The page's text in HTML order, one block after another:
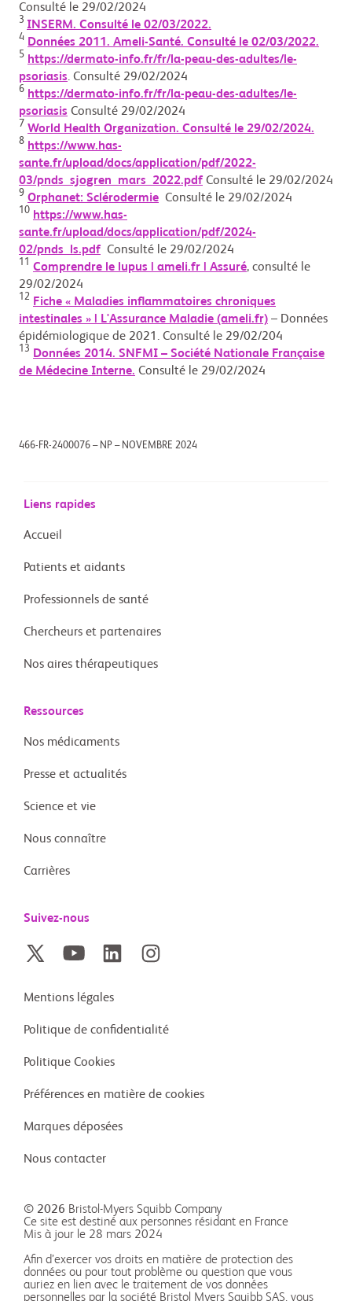
Consulté le 29/02/2024
3 INSERM. Consulté le 02/03/2022.
4 Données 2011. Ameli-Santé. Consulté le 02/03/2022.
5 https://dermato-info.fr/fr/la-peau-des-adultes/le-
psoriasis. Consulté 29/02/2024
6 https://dermato-info.fr/fr/la-peau-des-adultes/le-
psoriasis Consulté 29/02/2024
7 World Health Organization. Consulté le 29/02/2024.
8 https://www.has-
sante.fr/upload/docs/application/pdf/2022-
03/pnds_sjogren_mars_2022.pdf Consulté le 29/02/2024
9 Orphanet: Sclérodermie Consulté le 29/02/2024
10 https://www.has-
sante.fr/upload/docs/application/pdf/2024-
02/pnds_ls.pdf Consulté le 29/02/2024
11 Comprendre le lupus | ameli.fr | Assuré, consulté le
29/02/2024
12
Fiche « Maladies inflammatoires chroniques
intestinales » | L'Assurance Maladie (ameli.fr) – Données
épidémiologique de 2021. Consulté le 29/02/204
13
Données 2014. SNFMI – Société Nationale Française
de Médecine Interne. Consulté le 29/02/2024
466-FR-2400076 – NP – NOVEMBRE 2024
Liens rapides
Accueil
Patients et aidants
Professionnels de santé
Chercheurs et partenaires
Nos aires thérapeutiques
Ressources
Nos médicaments
Presse et actualités
Science et vie
Nous connaître
Carrières
Suivez-nous
Mentions légales
Politique de confidentialité
Politique Cookies
Préférences en matière de cookies
Marques déposées
Nous contacter
© 2026 Bristol-Myers Squibb Company
Ce site est destiné aux personnes résidant en France
Mis à jour le 28 mars 2024
Afin d’exercer vos droits en matière de protection des
données ou pour tout problème ou question que vous
auriez en lien avec le traitement de vos données
personnelles par la société Bristol Myers Squibb SAS, vous